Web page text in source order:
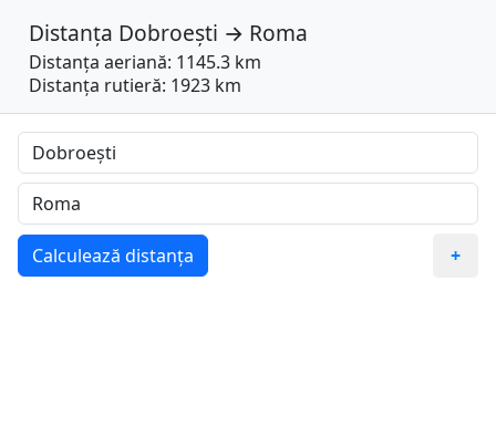
Distanța Dobroești → Roma
Distanța aeriană: 1145.3 km
Distanța rutieră: 1923 km
Calculează distanța +